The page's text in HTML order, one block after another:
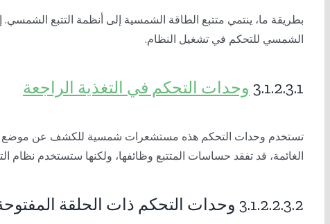
بطريقة ما، ينتمي متتبع الطاقة الشمسية إلى أنظمة التتبع الشمسي.
الشمسي للتحكم في تشغيل النظام.
3.1.2.3.1 وحدات التحكم في التغذية الراجعة
تستخدم وحدات التحكم هذه مستشعرات شمسية للكشف عن موضع
الغائمة، قد تفقد حساسات المتتبع وظائفها، ولكنها ستستخدم
3.1.2.2.3.2 وحدات التحكم ذات الحلقة المفتوحة